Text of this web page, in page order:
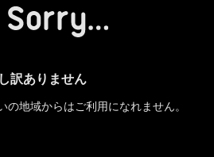
訳ありません
の地域からはご利用になれません。